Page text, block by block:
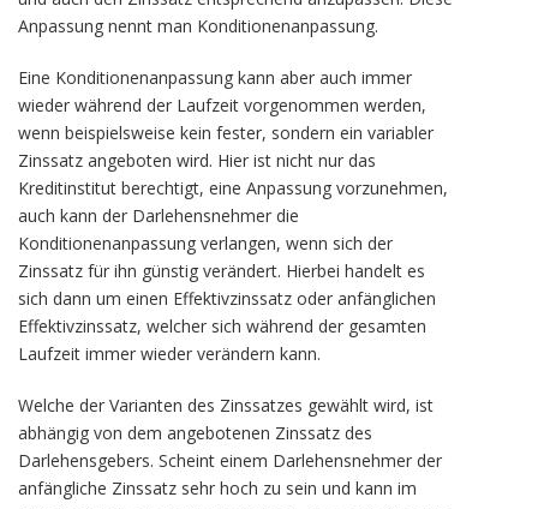
Anpassung nennt man Konditionenanpassung.
Eine Konditionenanpassung kann aber auch immer
wieder während der Laufzeit vorgenommen werden,
wenn beispielsweise kein fester, sondern ein variabler
Zinssatz angeboten wird. Hier ist nicht nur das
Kreditinstitut berechtigt, eine Anpassung vorzunehmen,
auch kann der Darlehensnehmer die
Konditionenanpassung verlangen, wenn sich der
Zinssatz für ihn günstig verändert. Hierbei handelt es
sich dann um einen Effektivzinssatz oder anfänglichen
Effektivzinssatz, welcher sich während der gesamten
Laufzeit immer wieder verändern kann.
Welche der Varianten des Zinssatzes gewählt wird, ist
abhängig von dem angebotenen Zinssatz des
Darlehensgebers. Scheint einem Darlehensnehmer der
anfängliche Zinssatz sehr hoch zu sein und kann im